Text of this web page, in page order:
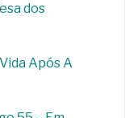
dos
Após A